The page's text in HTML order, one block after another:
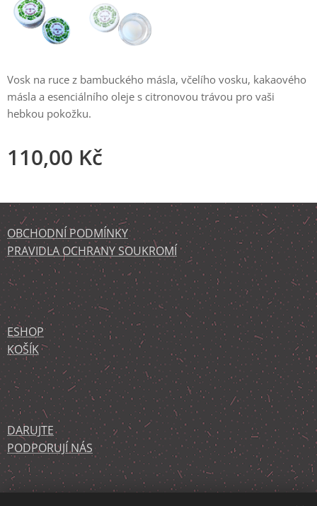
Vosk na ruce z bambuckého másla, včelího vosku, kakaového
másla a esenciálního oleje s citronovou trávou pro vaši
hebkou pokožku.
110,00 Kč
OBCHODNÍ PODMÍNKY
PRAVIDLA OCHRANY SOUKROMÍ
ESHOP
KOŠÍK
DARUJTE
PODPORUJÍ NÁS